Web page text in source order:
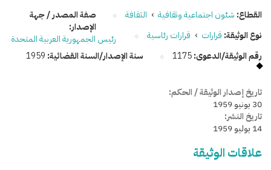
القطاع: شئون اجتماعية وثقافية › الثقافة
نوع الوثيقة: قرارات › قرارات رئاسية
رقم الوثيقة/الدعوى:1175 سنة الإصدار/السنة القضائية: 1959
صفة المصدر / جهة
الإصدار:
رئيس الجمهورية العربية المتحدة
تاريخ إصدار الوثيقة / الحكم:
30 يونيو 1959
تاريخ النشر:
14 يوليو 1959
علاقات الوثيقة